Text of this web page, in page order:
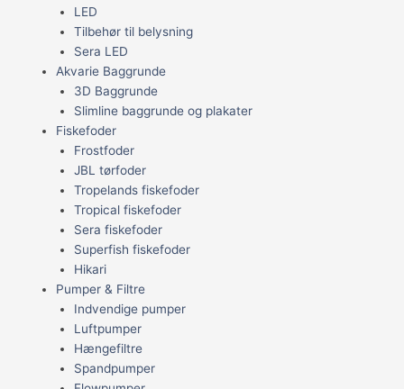
LED
Tilbehør til belysning
Sera LED
Akvarie Baggrunde
3D Baggrunde
Slimline baggrunde og plakater
Fiskefoder
Frostfoder
JBL tørfoder
Tropelands fiskefoder
Tropical fiskefoder
Sera fiskefoder
Superfish fiskefoder
Hikari
Pumper & Filtre
Indvendige pumper
Luftpumper
Hængefiltre
Spandpumper